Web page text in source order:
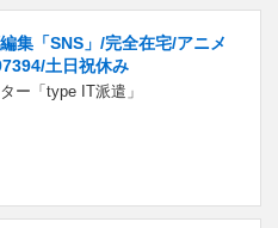
集「SNS」/完全在宅/アニメ
土日祝休み
ー「type IT派遣」